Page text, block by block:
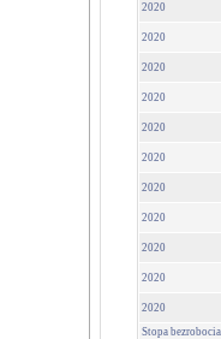
2020
2020
2020
2020
2020
2020
2020
2020
2020
2020
2020
Stopa bezrobocia